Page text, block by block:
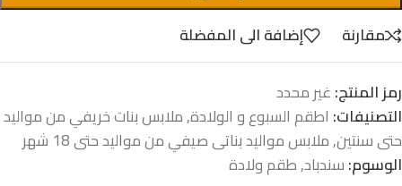
مقارنة
إضافة الى المفضلة
رمز المنتج:غير محدد
التصنيفات: اطقم السبوع و الولادة,ملابس بنات خريفي من مواليد
حتى سنتين,ملابس مواليد بناتى صيفي من مواليد حتى 18 شهر
الوسوم:سندباد,طقم ولادة